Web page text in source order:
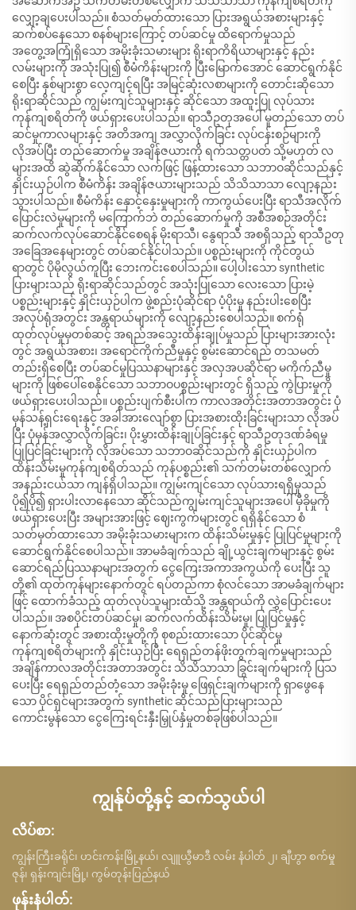
လျှော့ချပေးပါသည်။ စံသတ်မှတ်ထားသော ပြားအရွယ်အစားများနှင့်
ဆက်စပ်နေသော စနစ်များကြောင့် တပ်ဆင်မှု ထိရောက်မှုသည်
အတွေ့အကြုံရှိသော အမိုးခုံးသမားများ ရိုးရာကိရိယာများနှင့် နည်း
လမ်းများကို အသုံးပြု၍ စီမံကိန်းများကို ပြီးမြောက်အောင် ဆောင်ရွက်နိုင်
စေပြီး နှစ်များစွာ လေ့ကျင့်ရပြီး အမြင့်ဆုံးလစာများကို တောင်းဆိုသော
ရိုးရာဆိုင်သည် ကျွမ်းကျင်သူများနှင့် ဆိုင်သော အထူးပြု လုပ်သား
ကုန်ကျစရိတ်ကို ဖယ်ရှားပေးပါသည်။ ရာသီဥတုအပေါ် မူတည်သော တပ်
ဆင်မှုကာလများနှင့် အတိအကျ အလွှာလိုက်ခြင်း လုပ်ငန်းစဉ်များကို
လိုအပ်ပြီး တည်ဆောက်မှု အချိန်ဇယားကို ရက်သတ္တပတ် သို့မဟုတ် လ
များအထိ ဆွဲဆိုက်နိုင်သော လက်ဖြင့် ဖြန့်ထားသော သဘာဝဆိုင်သည်နှင့်
နှိုင်းယှဉ်ပါက စီမံကိန်း အချိန်ဇယားများသည် သိသိသာသာ လျော့နည်း
သွားပါသည်။ စီမံကိန်း နှောင့်နှေးမှုများကို ကာကွယ်ပေးပြီး ရာသီအလိုက်
ပြောင်းလဲမှုများကို မကြောက်ဘဲ တည်ဆောက်မှုကို အစီအစဉ်အတိုင်း
ဆက်လက်လုပ်ဆောင်နိုင်စေရန် မိုးရာသီ၊ နွေရာသီ အစရှိသည့် ရာသီဥတု
အခြေအနေများတွင် တပ်ဆင်နိုင်ပါသည်။ ပစ္စည်းများကို ကိုင်တွယ်
ရာတွင် ပိုမိုလွယ်ကူပြီး ဘေးကင်းစေပါသည်။ ပေါ့ပါးသော synthetic
ပြားများသည် ရိုးရာဆိုင်သည်တွင် အသုံးပြုသော လေးသော ပြားမဲ့
ပစ္စည်းများနှင့် နှိုင်းယှဉ်ပါက ဖွဲ့စည်းပုံဆိုင်ရာ ပံ့ပိုးမှု နည်းပါးစေပြီး
အလုပ်ရုံအတွင်း အန္တရာယ်များကို လျော့နည်းစေပါသည်။ စက်ရုံ
ထုတ်လုပ်မှုမှတစ်ဆင့် အရည်အသွေးထိန်းချုပ်မှုသည် ပြားများအားလုံး
တွင် အရွယ်အစား၊ အရောင်ကိုက်ညီမှုနှင့် စွမ်းဆောင်ရည် တသမတ်
တည်းရှိစေပြီး တပ်ဆင်မှုပြဿနာများနှင့် အလှအပဆိုင်ရာ မကိုက်ညီမှု
များကို ဖြစ်ပေါ်စေနိုင်သော သဘာဝပစ္စည်းများတွင် ရှိသည့် ကွဲပြားမှုကို
ဖယ်ရှားပေးပါသည်။ ပစ္စည်းပျက်စီးပါက ကာလအတိုင်းအတာအတွင်း ပုံ
မှန်သန့်ရှင်းရေးနှင့် အခါအားလျော်စွာ ပြားအစားထိုးခြင်းများသာ လိုအပ်
ပြီး ပုံမှန်အလွှာလိုက်ခြင်း၊ ပိုးမွှားထိန်းချုပ်ခြင်းနှင့် ရာသီဥတုဒဏ်ခံရမှု
ပြုပြင်ခြင်းများကို လိုအပ်သော သဘာဝဆိုင်သည်ကို နှိုင်းယှဉ်ပါက
ထိန်းသိမ်းမှုကုန်ကျစရိတ်သည် ကုန်ပစ္စည်း၏ သက်တမ်းတစ်လျှောက်
အနည်းငယ်သာ ကျန်ရှိပါသည်။ ကျွမ်းကျင်သော လုပ်သားရရှိမှုသည်
ပို၍ပို၍ ရှားပါးလာနေသော ဆိုင်သည်ကျွမ်းကျင်သူများအပေါ် မှီခိုမှုကို
ဖယ်ရှားပေးပြီး အများအားဖြင့် ဈေးကွက်များတွင် ရရှိနိုင်သော စံ
သတ်မှတ်ထားသော အမိုးခုံးသမားများက ထိန်းသိမ်းမှုနှင့် ပြုပြင်မှုများကို
ဆောင်ရွက်နိုင်စေပါသည်။ အာမခံချက်သည် ချို့ယွင်းချက်များနှင့် စွမ်း
ဆောင်ရည်ပြဿနာများအတွက် ငွေကြေးအကာအကွယ်ကို ပေးပြီး သူ
တို့၏ ထုတ်ကုန်များနောက်တွင် ရပ်တည်ကာ စုံလင်သော အာမခံချက်များ
ဖြင့် ထောက်ခံသည့် ထုတ်လုပ်သူများထံသို့ အန္တရာယ်ကို လွှဲပြောင်းပေး
ပါသည်။ အစပိုင်းတပ်ဆင်မှု၊ ဆက်လက်ထိန်းသိမ်းမှု၊ ပြုပြင်မှုနှင့်
နောက်ဆုံးတွင် အစားထိုးမှုတို့ကို စုစည်းထားသော ပိုင်ဆိုင်မှု
ကုန်ကျစရိတ်များကို နှိုင်းယှဉ်ပြီး ရေရှည်တန်ဖိုးတွက်ချက်မှုများသည်
အချိန်ကာလအတိုင်းအတာအတွင်း သိသိသာသာ ခြွင်းချက်များကို ပြသ
ပေးပြီး ရေရှည်တည်တံ့သော အမိုးခုံးမှု ဖြေရှင်းချက်များကို ရှာဖွေနေ
သော ပိုင်ရှင်များအတွက် synthetic ဆိုင်သည်ပြားများသည်
ကောင်းမွန်သော ငွေကြေးရင်းနှီးမြှုပ်နှံမှုတစ်ခုဖြစ်ပါသည်။
ကျွန်ုပ်တို့နှင့် ဆက်သွယ်ပါ
လိပ်စာ:
ကျွန်းကြီးခရိုင်၊ ဟင်းကန်းမြို့နယ်၊ လျူယွီမာဒီ လမ်း နံပါတ် ၂၊ ချီဟွာ စက်မှု
ဇုန်၊ ရှန်းကျင်းမြို့၊ ကွမ်တုန်းပြည်နယ်
ဖုန်းနံပါတ်: